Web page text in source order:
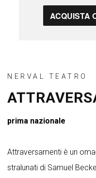
ACQUISTA
NERVAL TEATRO
prima nazionale
Attraversamenti è un
stralunati di Samuel